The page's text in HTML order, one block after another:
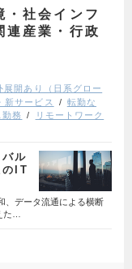
・社会インフ
連産業・行政
展開あり（日系グロー
新サービス
転勤な
勤務
リモートワーク
ル
のIT
、データ流通による横断
た…